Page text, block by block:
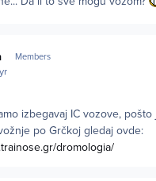
Members
izbegavaj IC vozove,
po Grčkoj gledaj ovde:
dromologia/